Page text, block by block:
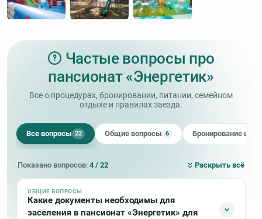
Частые вопросы про
пансионат «Энергетик»
Все о процедурах, бронировании, питании, семейном
отдыхе и правилах заезда.
Все вопросы 22 Общие вопросы 6 Бронирование и
Показано вопросов:4 / 22 Раскрыть всё
ОБЩИЕ ВОПРОСЫ
Какие документы необходимы для
заселения в пансионат «Энергетик» для